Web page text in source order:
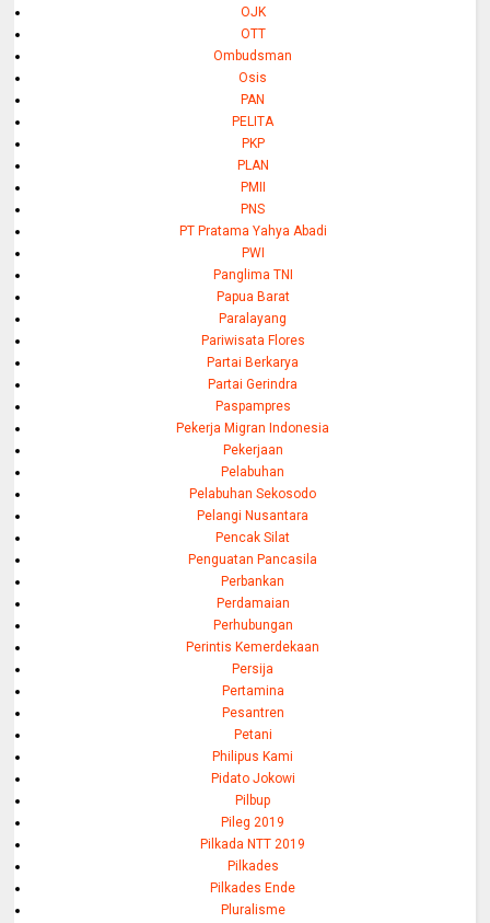
OJK
OTT
Ombudsman
Osis
PAN
PELITA
PKP
PLAN
PMII
PNS
PT Pratama Yahya Abadi
PWI
Panglima TNI
Papua Barat
Paralayang
Pariwisata Flores
Partai Berkarya
Partai Gerindra
Paspampres
Pekerja Migran Indonesia
Pekerjaan
Pelabuhan
Pelabuhan Sekosodo
Pelangi Nusantara
Pencak Silat
Penguatan Pancasila
Perbankan
Perdamaian
Perhubungan
Perintis Kemerdekaan
Persija
Pertamina
Pesantren
Petani
Philipus Kami
Pidato Jokowi
Pilbup
Pileg 2019
Pilkada NTT 2019
Pilkades
Pilkades Ende
Pluralisme